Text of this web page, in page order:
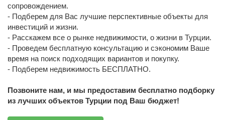
сопровождением.
- Подберем для Вас лучшие перспективные объекты для
инвестиций и жизни.
- Расскажем все о рынке недвижимости, о жизни в Турции.
- Проведем бесплатную консультацию и сэкономим Ваше
время на поиск подходящих вариантов и покупку.
- Подберем недвижимость БЕСПЛАТНО.
Позвоните нам, и мы предоставим бесплатно подборку
из лучших объектов Турции под Ваш бюджет!